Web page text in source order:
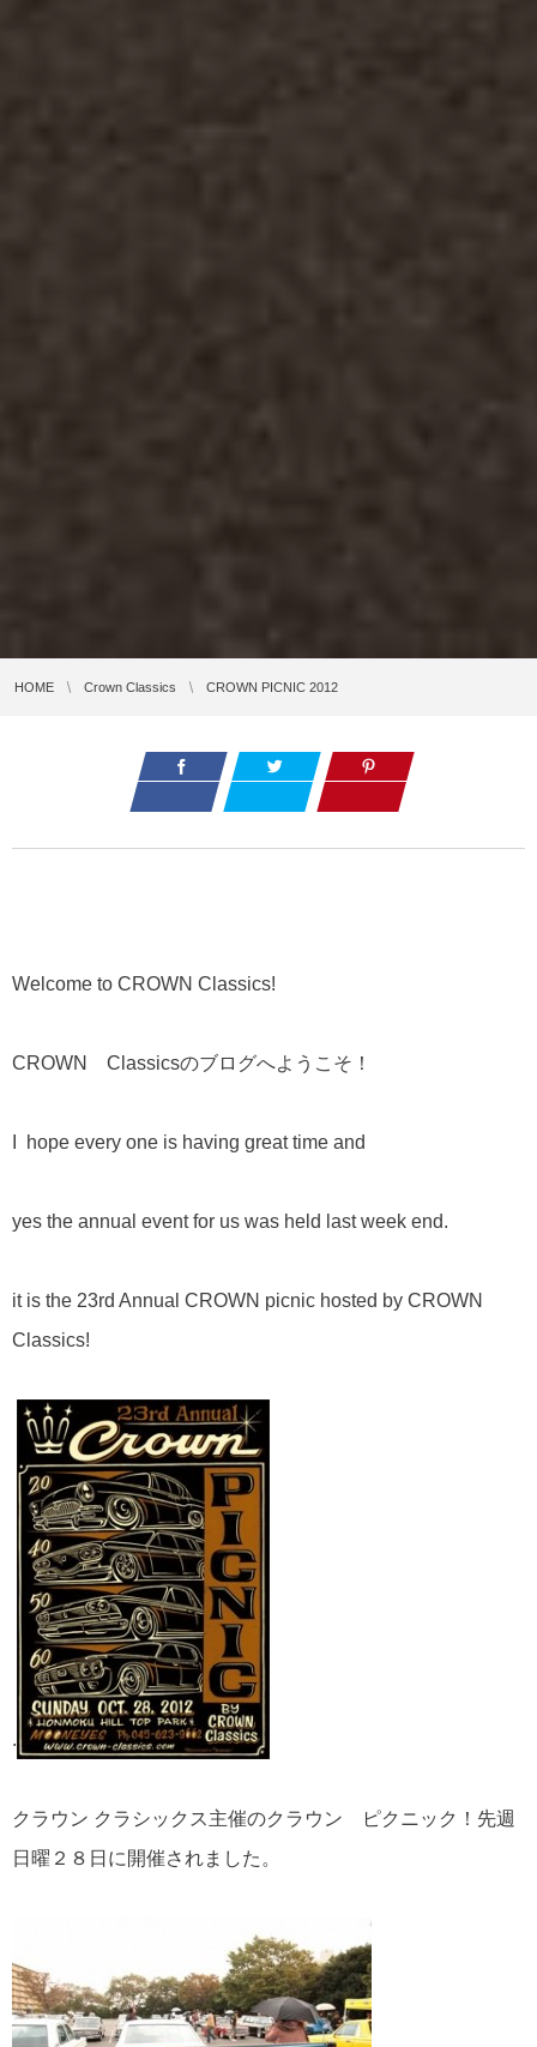
HOME Crown Classics CROWN PICNIC 2012
Welcome to CROWN Classics!
CROWN Classicsのブログへようこそ！
I hope every one is having great time and
yes the annual event for us was held last week end.
it is the 23rd Annual CROWN picnic hosted by CROWN
Classics!
.
クラウン クラシックス主催のクラウン ピクニック！先週
日曜２８日に開催されました。